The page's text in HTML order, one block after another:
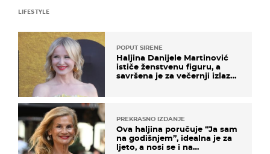
LIFESTYLE
POPUT SIRENE
Haljina Danijele Martinović
ističe ženstvenu figuru, a
savršena je za večernji izlazak
PREKRASNO IZDANJE
Ova haljina poručuje “Ja sam
na godišnjem”, idealna je za
ljeto, a nosi se i na